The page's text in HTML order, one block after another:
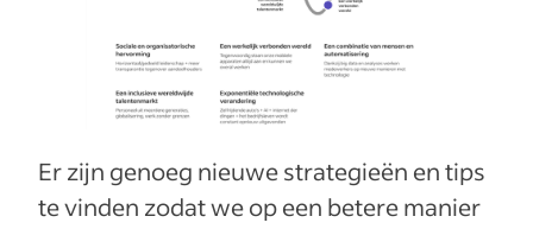
Er zijn genoeg nieuwe strategieën en tips
te vinden zodat we op een betere manier